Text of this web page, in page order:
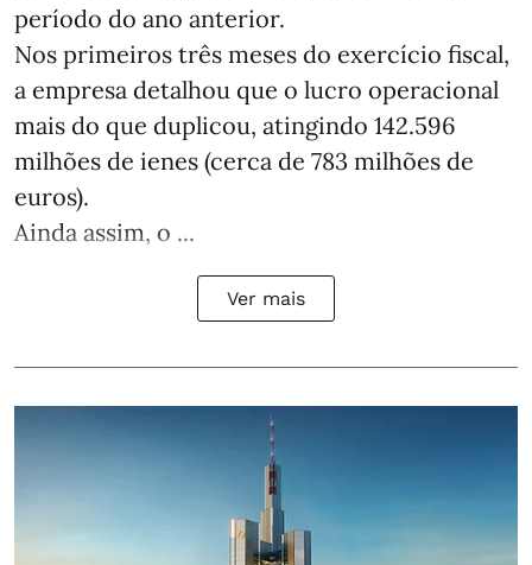
período do ano anterior.
Nos primeiros três meses do exercício fiscal,
a empresa detalhou que o lucro operacional
mais do que duplicou, atingindo 142.596
milhões de ienes (cerca de 783 milhões de
euros).
Ainda assim, o ...
Ver mais